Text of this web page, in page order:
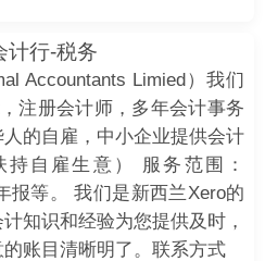
计行-税务
Accountants Limied）我们
注册会计师，多年会计事务
的自雇，中小企业提供会计
自雇生意） 服务范围：
报等。 我们是新西兰Xero的
知识和经验为您提供及时，
账目清晰明了。联系方式